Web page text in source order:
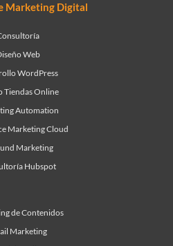
Marketing Digital
Web
WordPress
Tiendas Online
Automation
Marketing Cloud
Marketing
Hubspot
de Contenidos
Marketing